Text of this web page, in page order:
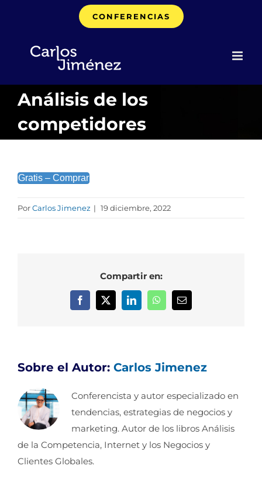
CONFERENCIAS
Análisis de los
competidores
Gratis – Comprar
PorCarlos Jimenez | 19 diciembre, 2022
Compartir en:
Facebook
X LinkedInWhatsAppCorreo
Sobre el Autor: Carlos Jimenez
Conferencista y autor especializado en
tendencias, estrategias de negocios y
marketing. Autor de los libros Análisis
de la Competencia, Internet y los Negocios y
Clientes Globales.